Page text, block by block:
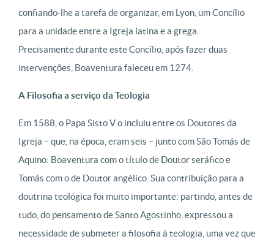
confiando-lhe a tarefa de organizar, em Lyon, um Concílio
para a unidade entre a Igreja latina e a grega.
Precisamente durante este Concílio, após fazer duas
intervenções, Boaventura faleceu em 1274.
A Filosofia a serviço da Teologia
Em 1588, o Papa Sisto V o incluiu entre os Doutores da
Igreja – que, na época, eram seis – junto com São Tomás de
Aquino: Boaventura com o título de Doutor seráfico e
Tomás com o de Doutor angélico. Sua contribuição para a
doutrina teológica foi muito importante: partindo, antes de
tudo, do pensamento de Santo Agostinho, expressou a
necessidade de submeter a filosofia à teologia, uma vez que